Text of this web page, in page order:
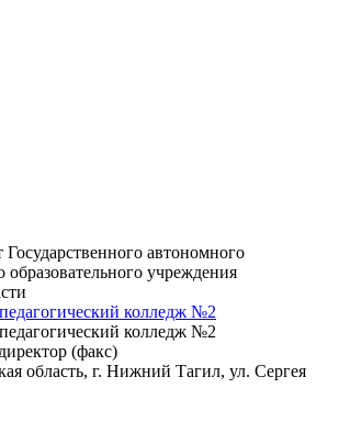
автономного
образовательного учреждения
колледж №2
колледж №2
(факс)
область, г. Нижний Тагил, ул. Сергея